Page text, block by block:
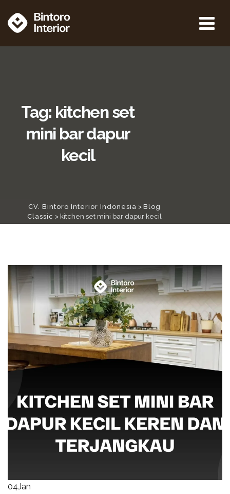
Tag: kitchen set
mini bar dapur
kecil
CV. Bintoro Interior Indonesia > Blog
Classic > kitchen set mini bar dapur kecil
04Jan